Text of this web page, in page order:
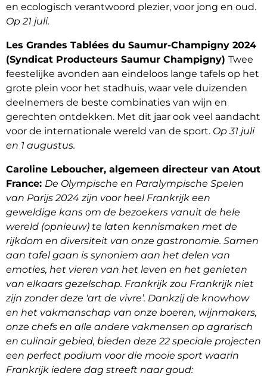
en ecologisch verantwoord plezier, voor jong en oud.
Op 21 juli.
Les Grandes Tablées du Saumur-Champigny 2024
(Syndicat Producteurs Saumur Champigny) Twee
feestelijke avonden aan eindeloos lange tafels op het
grote plein voor het stadhuis, waar vele duizenden
deelnemers de beste combinaties van wijn en
gerechten ontdekken. Met dit jaar ook veel aandacht
voor de internationale wereld van de sport. Op 31 juli
en 1 augustus.
Caroline Leboucher, algemeen directeur van Atout
France: De Olympische en Paralympische Spelen
van Parijs 2024 zijn voor heel Frankrijk een
geweldige kans om de bezoekers vanuit de hele
wereld (opnieuw) te laten kennismaken met de
rijkdom en diversiteit van onze gastronomie. Samen
aan tafel gaan is synoniem aan het delen van
emoties, het vieren van het leven en het genieten
van elkaars gezelschap. Frankrijk zou Frankrijk niet
zijn zonder deze ‘art de vivre’. Dankzij de knowhow
en het vakmanschap van onze boeren, wijnmakers,
onze chefs en alle andere vakmensen op agrarisch
en culinair gebied, bieden deze 22 speciale projecten
een perfect podium voor die mooie sport waarin
Frankrijk iedere dag streeft naar goud: